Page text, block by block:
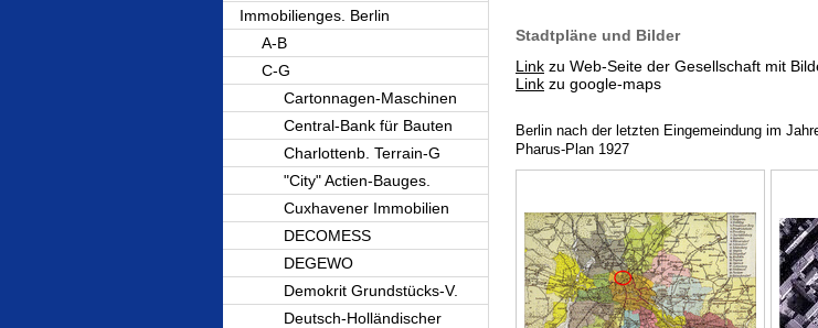
Immobilienges. Berlin
A-B
C-G
Cartonnagen-Maschinen
Central-Bank für Bauten
Charlottenb. Terrain-G
"City" Actien-Bauges.
Cuxhavener Immobilien
DECOMESS
DEGEWO
Demokrit Grundstücks-V.
Deutsch-Holländischer
Stadtpläne und Bilder
Link zu Web-Seite der Gesellschaft mit
Link zu google-maps
Berlin nach der letzten Eingemeindung im
Pharus-Plan 1927